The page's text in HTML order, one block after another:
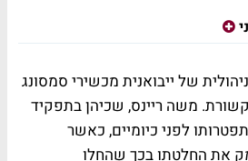
של ייבואנית מכשירי סמסונג
משה ריינס, שכיהן בתפקיד
לפני כיומיים, כאשר
את החלטתו בכך שהחלו